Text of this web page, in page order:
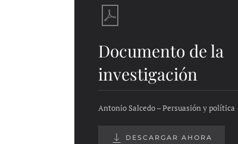
Documento de la
investigación
Antonio Salcedo – Persuasión y política
DESCARGAR AHORA